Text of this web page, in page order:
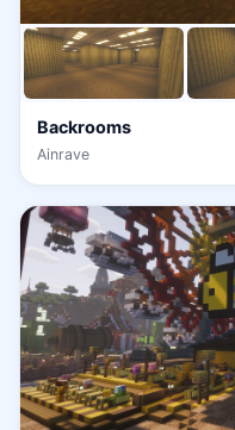
Backrooms
Ainrave